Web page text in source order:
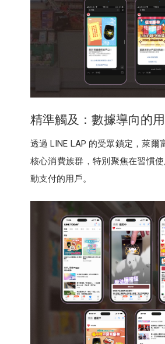
精準觸及：數據導向的
透過 LINE LAP 的受眾鎖定，萊爾
核心消費族群，特別聚焦在習慣
動支付的用戶。